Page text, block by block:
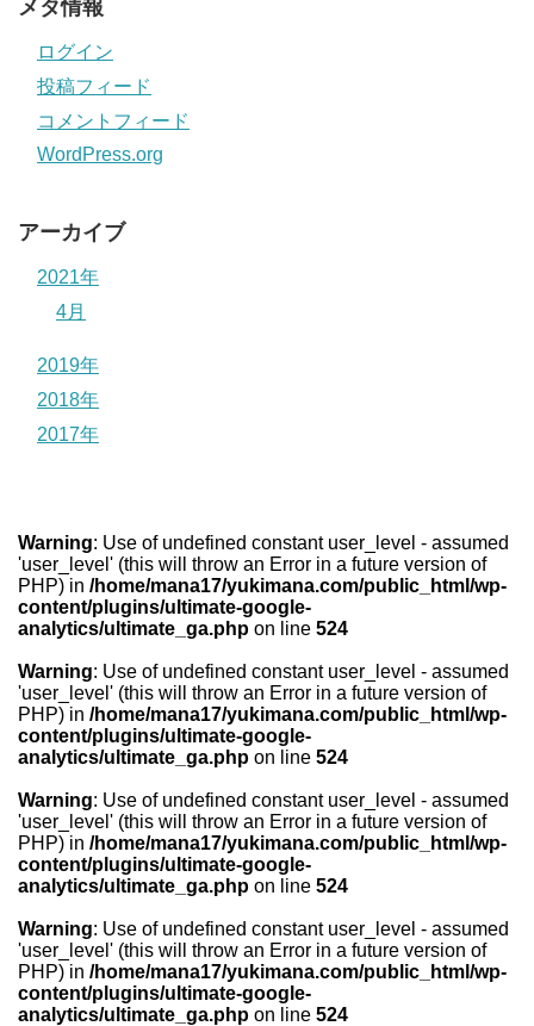
メタ情報
ログイン
投稿フィード
コメントフィード
WordPress.org
アーカイブ
2021年
4月
2019年
2018年
2017年
Warning: Use of undefined constant user_level - assumed
'user_level' (this will throw an Error in a future version of
PHP) in /home/mana17/yukimana.com/public_html/wp-
content/plugins/ultimate-google-
analytics/ultimate_ga.php on line 524
Warning: Use of undefined constant user_level - assumed
'user_level' (this will throw an Error in a future version of
PHP) in /home/mana17/yukimana.com/public_html/wp-
content/plugins/ultimate-google-
analytics/ultimate_ga.php on line 524
Warning: Use of undefined constant user_level - assumed
'user_level' (this will throw an Error in a future version of
PHP) in /home/mana17/yukimana.com/public_html/wp-
content/plugins/ultimate-google-
analytics/ultimate_ga.php on line 524
Warning: Use of undefined constant user_level - assumed
'user_level' (this will throw an Error in a future version of
PHP) in /home/mana17/yukimana.com/public_html/wp-
content/plugins/ultimate-google-
analytics/ultimate_ga.php on line 524